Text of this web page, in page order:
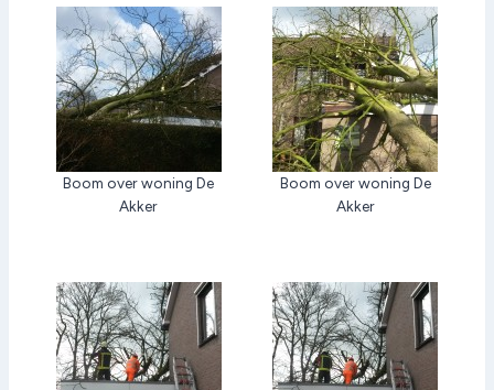
Boom over woning De
Akker
Boom over woning De
Akker